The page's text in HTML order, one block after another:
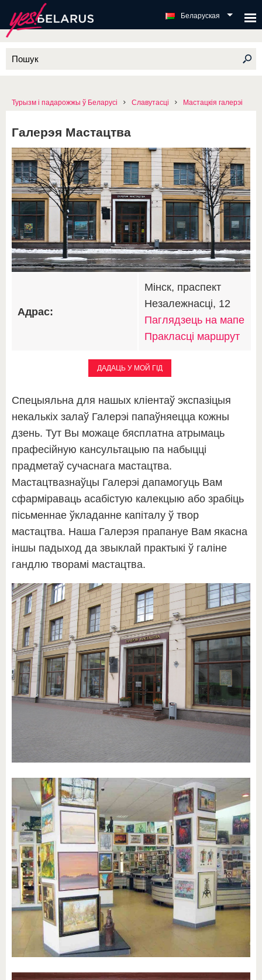
Беларуская
Турызм і падарожжы ў Беларусі Славутасці Мастацкія галерэі
Галерэя Мастацтва
Адрас:
Мінск, праспект
Незалежнасці, 12
Паглядзець на мапе
Пракласці маршрут
ДАДАЦЬ У МОЙ ГІД
Спецыяльна для нашых кліентаў экспазіцыя
некалькіх залаў Галерэі папаўняецца кожны
дзень. Тут Вы можаце бясплатна атрымаць
прафесійную кансультацыю па набыцці
прадметаў сучаснага мастацтва.
Мастацтвазнаўцы Галерэі дапамогуць Вам
сфарміраваць асабістую калекцыю або зрабіць
пісьменнае ўкладанне капіталу ў твор
мастацтва. Наша Галерэя прапануе Вам якасна
іншы падыход да звыклай практыкі ў галіне
гандлю творамі мастацтва.